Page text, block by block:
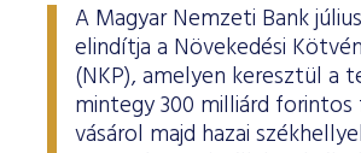
A Magyar Nemzeti Bank
elindítja a Növekedési
(NKP), amelyen keresztül a
mintegy 300 milliárd
vásárol majd hazai